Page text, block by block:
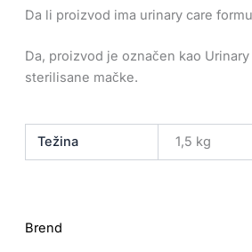
Da li proizvod ima urinary care
Da, proizvod je označen kao
sterilisane mačke.
Težina 1,5 kg
Brend